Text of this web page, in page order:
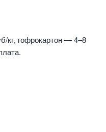
кг, гофрокартон — 4–8